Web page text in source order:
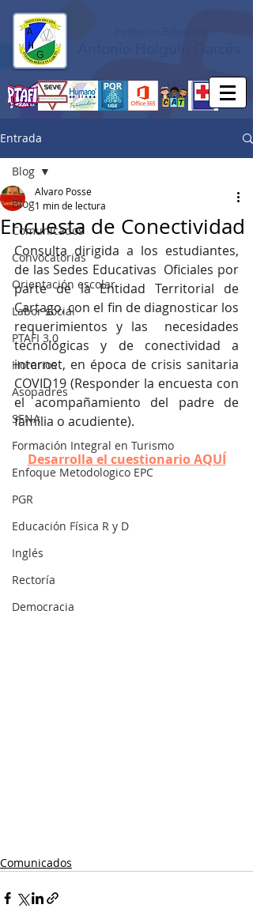
Entrada
Blog
Comunicados
Convocatorias
Orientación escolar
Labor social
PTAFI 3.0
Horarios
Asopadres
SENA
Formación Integral en Turismo
Enfoque Metodologico EPC
PGR
Educación Física R y D
Inglés
Rectoría
Democracia
Blog
Encuesta de Conectividad
Alvaro Posse
1 min de lectura
Consulta dirigida a los estudiantes,
de las Sedes Educativas  Oficiales por
parte de la Entidad Territorial de
Cartago, con el fin de diagnosticar los
requerimientos y las  necesidades
tecnológicas y de conectividad a
internet, en época de crisis sanitaria
COVID19 (Responder la encuesta con
el acompañamiento del padre de
familia o acudiente).
Desarrolla el cuestionario AQUÍ
Comunicados